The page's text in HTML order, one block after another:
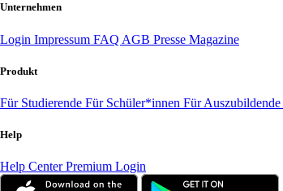
Unternehmen
Login Impressum FAQ AGB Presse Magazine
Produkt
Für Studierende Für Schüler*innen Für Auszubildende
Help
Help CenterPremium Login